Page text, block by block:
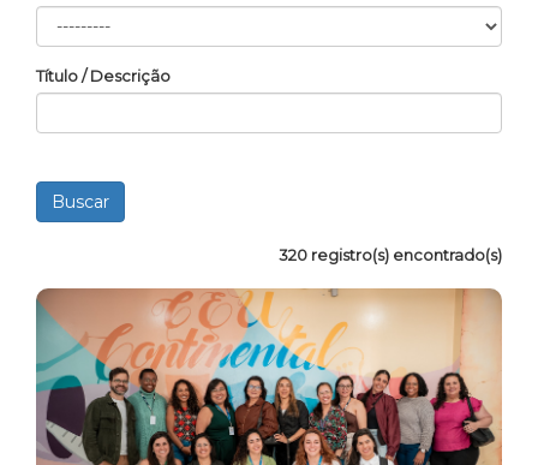
Título / Descrição
320 registro(s) encontrado(s)